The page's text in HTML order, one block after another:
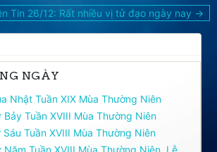
Tin 26/12: Rất nhiều vị tử đạo ngày nay →
NGÀY
Nhật Tuần XIX Mùa Thường Niên
Tuần XVIII Mùa Thường Niên
Tuần XVIII Mùa Thường Niên